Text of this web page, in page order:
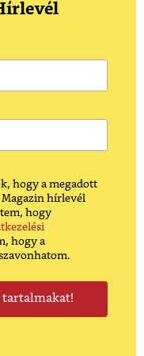
hogy a megadott
Magazin hírlevél
hogy
hogy a